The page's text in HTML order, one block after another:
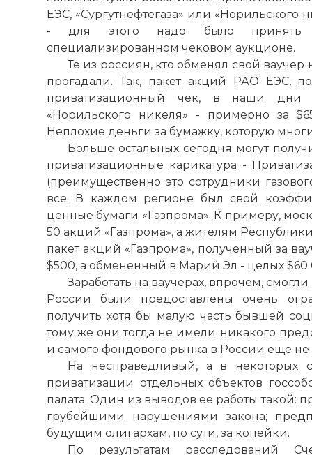
ЕЭС, «Сургутнефтегаза» или
- для этого надо было принять
специализированном чековом аукционе.
Те из россиян, кто обменял свой
прогадали. Так, пакет акций РАО ЕЭС,
приватизационный чек, в наши дни
«Норильского никеля» - примерно за
Неплохие деньги за бумажку, которую
Больше остальных сегодня могут
приватизационные карикатура -
(преимущественно это сотрудники
все. В каждом регионе был свой
ценные бумаги «Газпрома». К примеру,
50 акций «Газпрома», а жителям
пакет акций «Газпрома», полученный за
$500, а обмененный в Марий Эл - целых $60
Заработать на ваучерах, впрочем,
России были предоставлены очень
получить хотя бы малую часть бывшей
тому же они тогда не имели никакого
и самого фондового рынка в России еще не
На несправедливый, а в некоторых
приватизации отдельных объектов
палата. Один из выводов ее работы такой:
грубейшими нарушениями закона;
будущим олигархам, по сути, за копейки.
По результатам расследований